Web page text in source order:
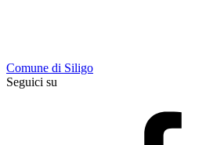
Comune di Siligo
Seguici su